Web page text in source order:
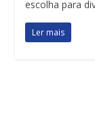
escolha para
Ler mais